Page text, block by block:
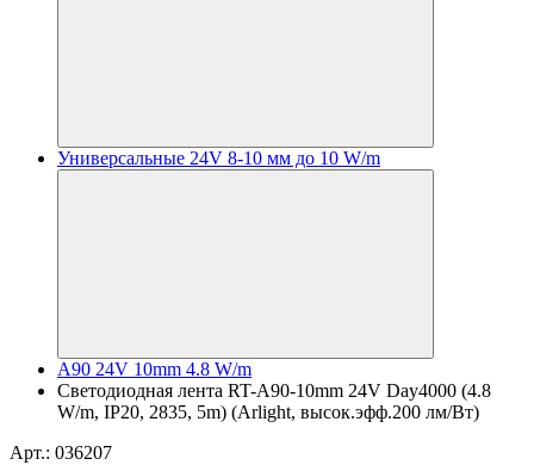
Универсальные 24V 8-10 мм до 10 W/m
A90 24V 10mm 4.8 W/m
Светодиодная лента RT-A90-10mm 24V Day4000 (4.8
W/m, IP20, 2835, 5m) (Arlight, высок.эфф.200 лм/Вт)
Арт.: 036207